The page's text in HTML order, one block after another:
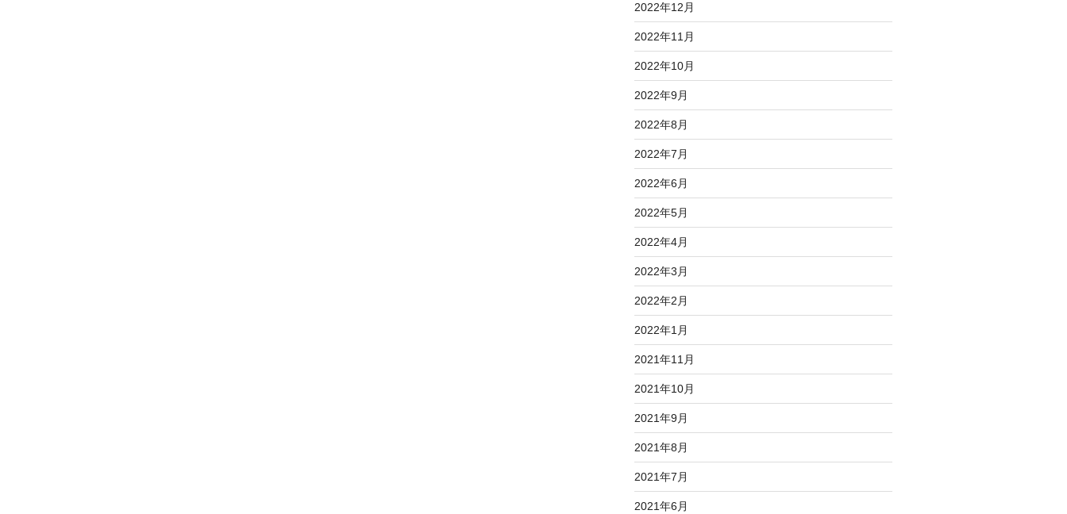
2022年12月
2022年11月
2022年10月
2022年9月
2022年8月
2022年7月
2022年6月
2022年5月
2022年4月
2022年3月
2022年2月
2022年1月
2021年11月
2021年10月
2021年9月
2021年8月
2021年7月
2021年6月